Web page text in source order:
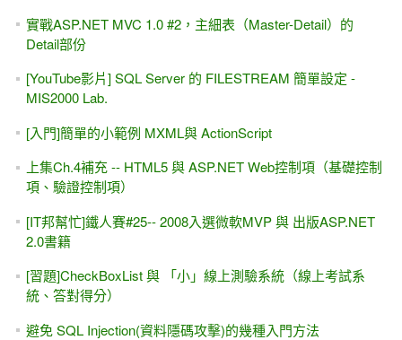
實戰ASP.NET MVC 1.0 #2，主細表（Master-Detail）的
Detail部份
[YouTube影片] SQL Server 的 FILESTREAM 簡單設定 -
MIS2000 Lab.
[入門]簡單的小範例 MXML與 ActionScript
上集Ch.4補充 -- HTML5 與 ASP.NET Web控制項（基礎控制
項、驗證控制項）
[IT邦幫忙]鐵人賽#25-- 2008入選微軟MVP 與 出版ASP.NET
2.0書籍
[習題]CheckBoxList 與 「小」線上測驗系統（線上考試系
統、答對得分）
避免 SQL Injection(資料隱碼攻擊)的幾種入門方法